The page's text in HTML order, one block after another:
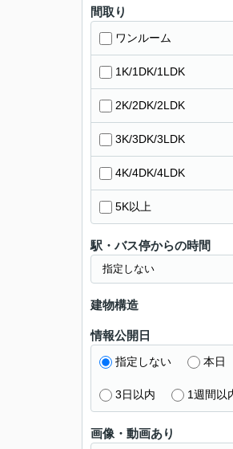
間取り
ワンルーム
1K/1DK/1LDK
2K/2DK/2LDK
3K/3DK/3LDK
4K/4DK/4LDK
5K以上
駅・バス停からの時間
建物構造
情報公開日
指定しない 本日
3日以内 1週間以
画像・動画あり